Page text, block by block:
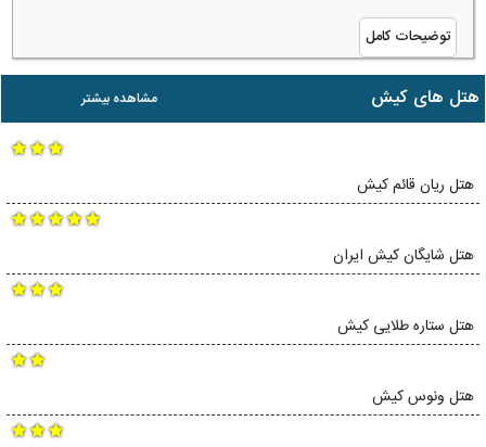
توضیحات کامل
مشاهده بیشتر هتل های کیش
هتل ریان قائم کیش
هتل شایگان کیش ایران
هتل ستاره طلایی کیش
هتل ونوس کیش